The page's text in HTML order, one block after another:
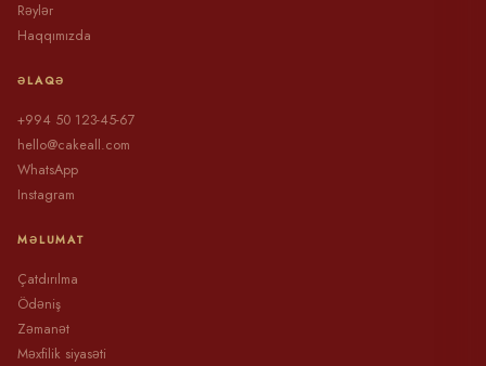
Rəylər
Haqqımızda
ƏLAQƏ
+994 50 123-45-67
hello@cakeall.com
WhatsApp
Instagram
MƏLUMAT
Çatdırılma
Ödəniş
Zəmanət
Məxfilik siyasəti